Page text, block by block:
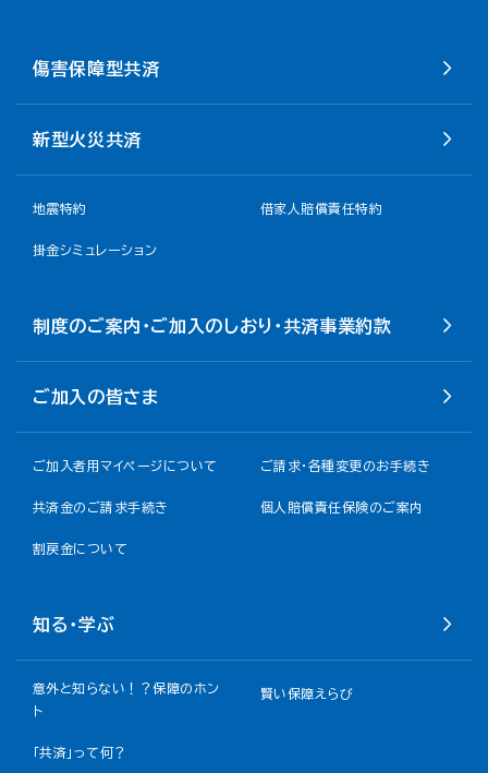
傷害保障型共済
新型火災共済
地震特約 借家人賠償責任特約
掛金シミュレーション
制度のご案内・ご加入のしおり・共済事業約款
ご加入の皆さま
ご加入者用マイページについて ご請求・各種変更のお手続き
共済金のご請求手続き 個人賠償責任保険のご案内
割戻金について​
知る・学ぶ
意外と知らない！？保障のホン
ト
賢い保障えらび
「共済」って何？